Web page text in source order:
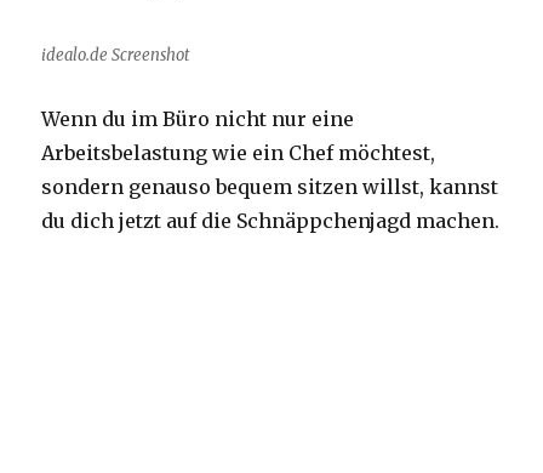
idealo.de Screenshot
Wenn du im Büro nicht nur eine
Arbeitsbelastung wie ein Chef möchtest,
sondern genauso bequem sitzen willst, kannst
du dich jetzt auf die Schnäppchenjagd machen.